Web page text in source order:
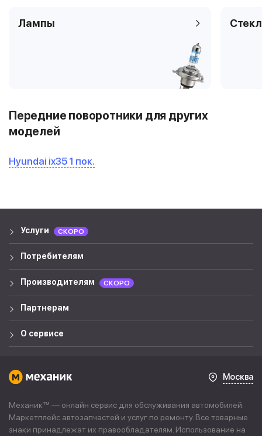
Лампы
Передние поворотники для других
моделей
Hyundai ix35 1 пок.
Услуги СКОРО
Потребителям
Производителям СКОРО
Партнерам
О сервисе
Москва
Механик™ — онлайн сервис для обслуживания автомобилей.
Маркетплейс автозапчастей и услуг по ремонту. Все товарные
знаки принадлежат их правообладателям. Использование на